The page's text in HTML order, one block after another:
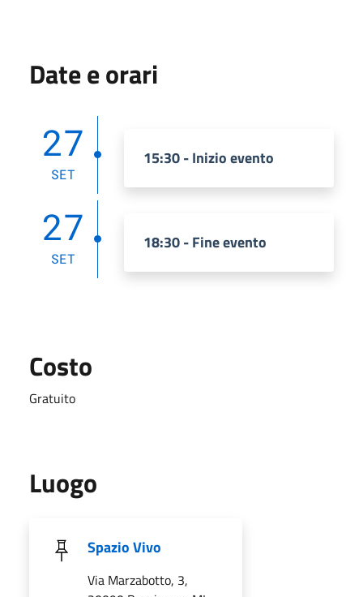
Date e orari
27
SET
15:30 - Inizio evento
27
SET
18:30 - Fine evento
Costo
Gratuito
Luogo
Spazio Vivo
Via Marzabotto, 3,